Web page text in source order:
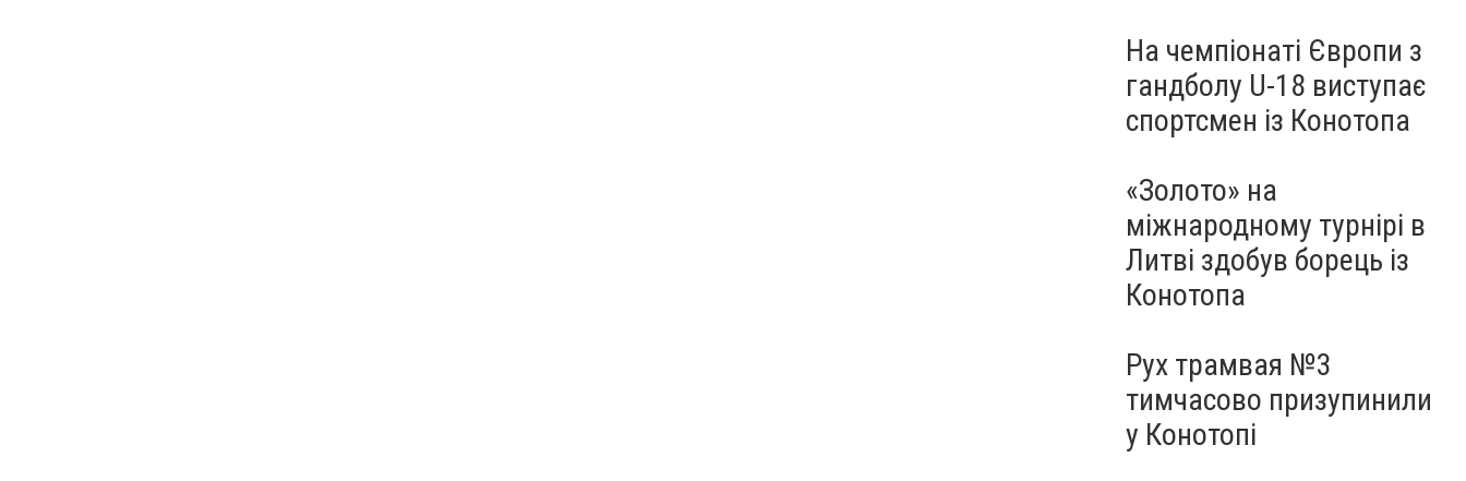
На чемпіонаті Європи з
гандболу U-18 виступає
спортсмен із Конотопа
«Золото» на
міжнародному турнірі в
Литві здобув борець із
Конотопа
Рух трамвая №3
тимчасово призупинили
у Конотопі